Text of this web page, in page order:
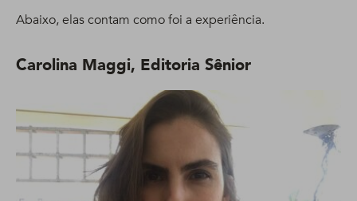
Abaixo, elas contam como foi a experiência.
Carolina Maggi, Editoria Sênior